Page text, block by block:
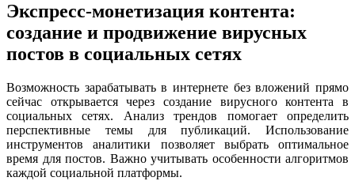
Экспресс-монетизация контента:
создание и продвижение вирусных
постов в социальных сетях
Возможность зарабатывать в интернете без вложений прямо
сейчас открывается через создание вирусного контента в
социальных сетях. Анализ трендов помогает определить
перспективные темы для публикаций. Использование
инструментов аналитики позволяет выбрать оптимальное
время для постов. Важно учитывать особенности алгоритмов
каждой социальной платформы.